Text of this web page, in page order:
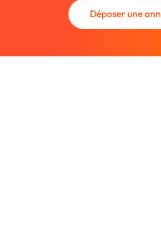
Déposer une